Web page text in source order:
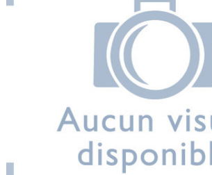
Auto